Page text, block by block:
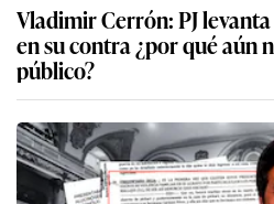
Vladimir Cerrón: PJ
en su contra ¿por qué aún
público?